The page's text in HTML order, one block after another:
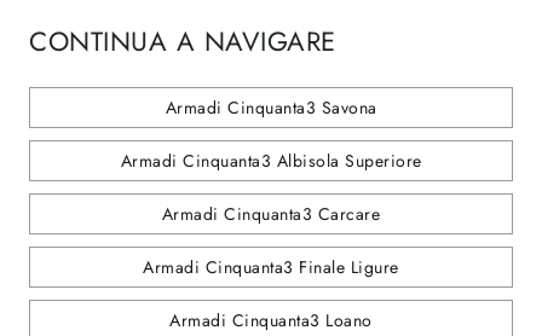
CONTINUA A NAVIGARE
Armadi Cinquanta3 Savona
Armadi Cinquanta3 Albisola Superiore
Armadi Cinquanta3 Carcare
Armadi Cinquanta3 Finale Ligure
Armadi Cinquanta3 Loano